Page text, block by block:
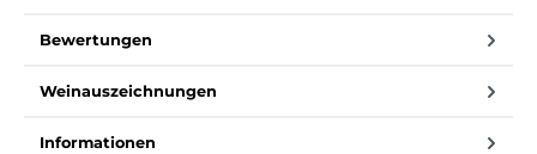
Bewertungen
Weinauszeichnungen
Informationen